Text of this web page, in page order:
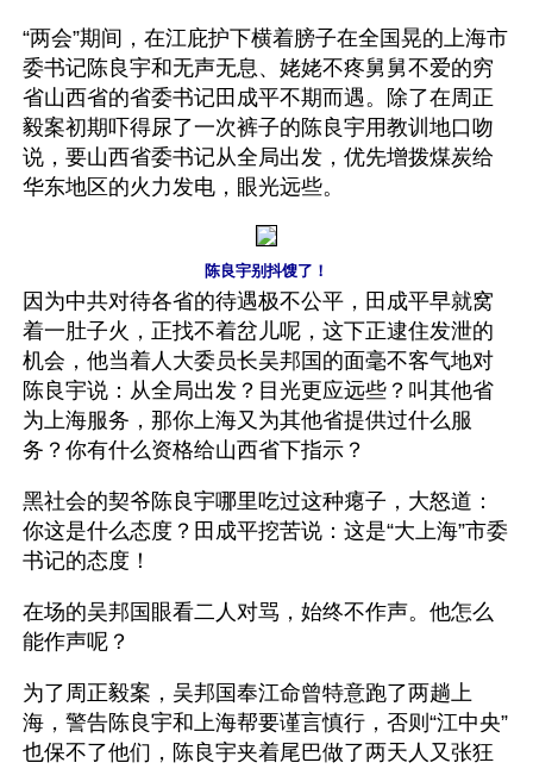
“两会”期间，在江庇护下横着膀子在全国晃的上海市
委书记陈良宇和无声无息、姥姥不疼舅舅不爱的穷
省山西省的省委书记田成平不期而遇。除了在周正
毅案初期吓得尿了一次裤子的陈良宇用教训地口吻
说，要山西省委书记从全局出发，优先增拨煤炭给
华东地区的火力发电，眼光远些。
陈良宇别抖馊了！
因为中共对待各省的待遇极不公平，田成平早就窝
着一肚子火，正找不着岔儿呢，这下正逮住发泄的
机会，他当着人大委员长吴邦国的面毫不客气地对
陈良宇说：从全局出发？目光更应远些？叫其他省
为上海服务，那你上海又为其他省提供过什么服
务？你有什么资格给山西省下指示？
黑社会的契爷陈良宇哪里吃过这种瘪子，大怒道：
你这是什么态度？田成平挖苦说：这是“大上海”市委
书记的态度！
在场的吴邦国眼看二人对骂，始终不作声。他怎么
能作声呢？
为了周正毅案，吴邦国奉江命曾特意跑了两趟上
海，警告陈良宇和上海帮要谨言慎行，否则“江中央”
也保不了他们，陈良宇夹着尾巴做了两天人又张狂